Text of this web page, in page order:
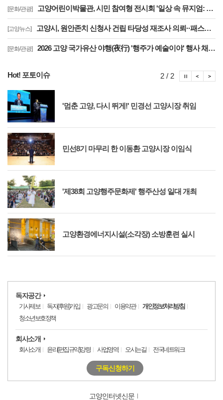
[문화/관광] 고양어린이박물관, 시민 참여형 전시회 '일상 속 뮤지엄: 잠시, 마음' 8월 개최
[고양뉴스] 고양시, 원안존치 신청사 건립 타당성 재조사 의뢰··패스트트랙 도입 '기간 단축'
[문화/관광] 2026 고양 국가유산 야행(夜行) '행주가 예술이야' 행사 채비 나선 고양시
Hot! 포토이슈
'멈춘 고양, 다시 뛰게!' 민경선 고양시장 취임
민선8기 마무리 한 이동환 고양시장 이임식
'제38회 고양행주문화제' 행주산성 일대 개최
고양환경에너지시설(소각장) 소방훈련 실시
2 / 2 포
포토이
독자공간
기사제보 독자(후원)가입 광고문의 이용약관
개인정보처리방침
청소년보호정책
회사소개
회사소개 윤리(편집규약)강령 사업영역 오시는길 전국네트워크
구독신청하기
고양인터넷신문